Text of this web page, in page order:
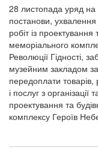
28 листопада уряд на
постанови,
робіт із
меморіального
Революції Гідності,
музейним закладом
передоплати товарів,
і послуг з
проектування та
комплексу Героїв